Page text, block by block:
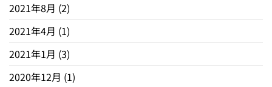
2021年8月 (2)
2021年4月 (1)
2021年1月 (3)
2020年12月 (1)